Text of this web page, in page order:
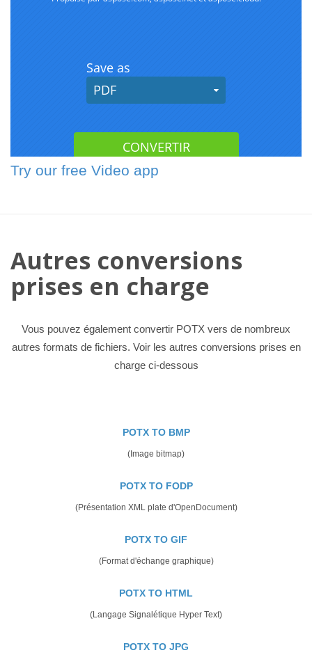
Try our free Video app
Autres conversions
prises en charge
Vous pouvez également convertir POTX vers de nombreux
autres formats de fichiers. Voir les autres conversions prises en
charge ci-dessous
POTX TO BMP
(Image bitmap)
POTX TO FODP
(Présentation XML plate d'OpenDocument)
POTX TO GIF
(Format d'échange graphique)
POTX TO HTML
(Langage Signalétique Hyper Text)
POTX TO JPG